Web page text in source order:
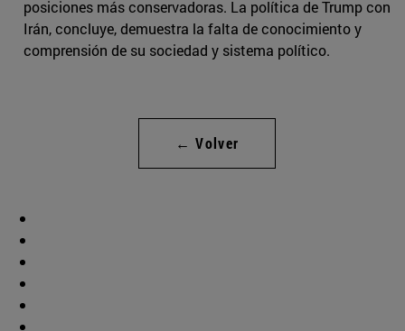
posiciones más conservadoras. La política de Trump con
Irán, concluye, demuestra la falta de conocimiento y
comprensión de su sociedad y sistema político.
← Volver